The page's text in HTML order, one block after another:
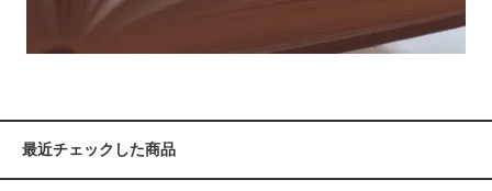
最近チェックした商品